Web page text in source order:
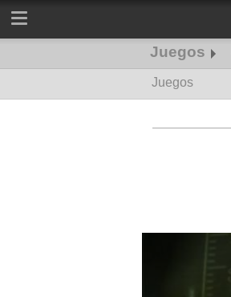
Juegos
Juegos